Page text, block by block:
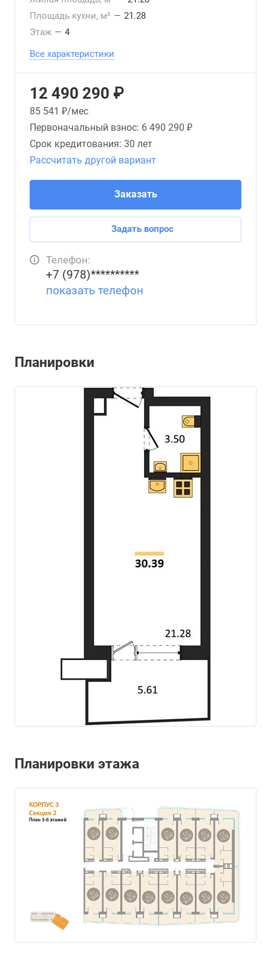
Площадь кухни, м² — 21.28
Этаж — 4
Все характеристики
12 490 290 ₽
85 541 ₽/мес
Первоначальный взнос: 6 490 290 ₽
Срок кредитования: 30 лет
Рассчитать другой вариант
Заказать
Задать вопрос
Телефон:
+7 (978)**********
показать телефон
Планировки
Планировки этажа